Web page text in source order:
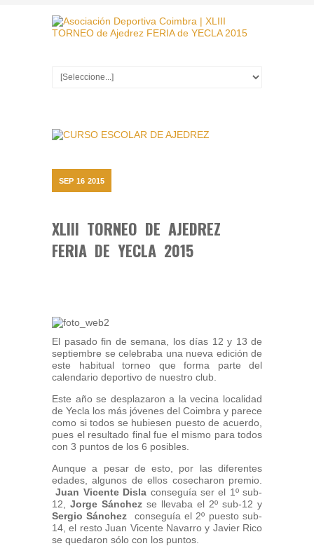
SEP 16 2015
XLIII TORNEO DE AJEDREZ
FERIA DE YECLA 2015
El pasado fin de semana, los días 12 y 13 de
septiembre se celebraba una nueva edición de
este habitual torneo que forma parte del
calendario deportivo de nuestro club.
Este año se desplazaron a la vecina localidad
de Yecla los más jóvenes del Coimbra y parece
como si todos se hubiesen puesto de acuerdo,
pues el resultado final fue el mismo para todos
con 3 puntos de los 6 posibles.
Aunque a pesar de esto, por las diferentes
edades, algunos de ellos cosecharon premio.
Juan Vicente Disla conseguía ser el 1º sub-
12, Jorge Sánchez se llevaba el 2º sub-12 y
Sergio Sánchez conseguía el 2º puesto sub-
14, el resto Juan Vicente Navarro y Javier Rico
se quedaron sólo con los puntos.